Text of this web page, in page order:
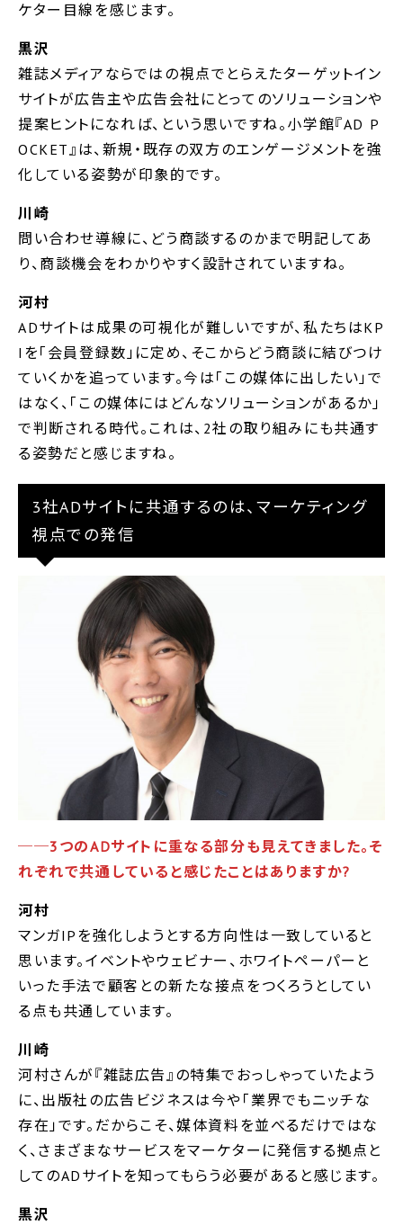
ケター目線を感じます。
黒沢
雑誌メディアならではの視点でとらえたターゲットイン
サイトが広告主や広告会社にとってのソリューションや
提案ヒントになれば、という思いですね。小学館『AD P
OCKET』は、新規・既存の双方のエンゲージメントを強
化している姿勢が印象的です。
川崎
問い合わせ導線に、どう商談するのかまで明記してあ
り、商談機会をわかりやすく設計されていますね。
河村
ADサイトは成果の可視化が難しいですが、私たちはKP
Iを「会員登録数」に定め、そこからどう商談に結びつけ
ていくかを追っています。今は「この媒体に出したい」で
はなく、「この媒体にはどんなソリューションがあるか」
で判断される時代。これは、2社の取り組みにも共通す
る姿勢だと感じますね。
3社ADサイトに共通するのは、マーケティング
視点での発信
──3つのADサイトに重なる部分も見えてきました。そ
れぞれで共通していると感じたことはありますか?
河村
マンガIPを強化しようとする方向性は一致していると
思います。イベントやウェビナー、ホワイトペーパーと
いった手法で顧客との新たな接点をつくろうとしてい
る点も共通しています。
川崎
河村さんが『雑誌広告』の特集でおっしゃっていたよう
に、出版社の広告ビジネスは今や「業界でもニッチな
存在」です。だからこそ、媒体資料を並べるだけではな
く、さまざまなサービスをマーケターに発信する拠点と
してのADサイトを知ってもらう必要があると感じます。
黒沢